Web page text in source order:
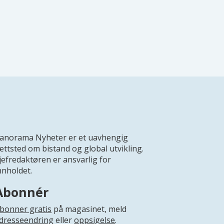
Nyheter er et uavhengig
om bistand og global utvikling.
er ansvarlig for
gratis på magasinet, meld
elleroppsigelse.